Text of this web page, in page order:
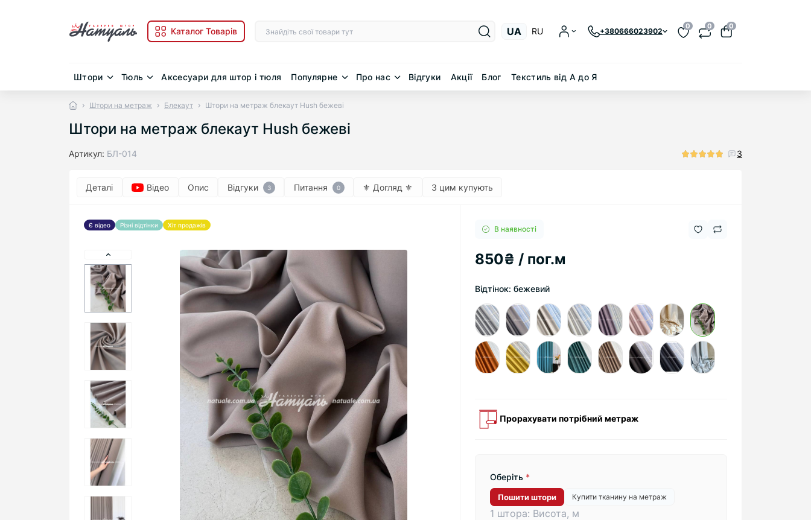
Каталог Товарів UA RU +380666023902
0 0 0
Штори Тюль Аксесуари для штор і тюля Популярне Про нас Відгуки Акції Блог Текстиль від А до Я
Штори на метраж Блекаут Штори на метраж блекаут Hush бежеві
Штори на метраж блекаут Hush бежеві
Артикул: БЛ-014 3
Деталі Відео Опис Відгуки 3 Питання 0 ⚜︎ Догляд ⚜︎ З цим купують
Є відео Різні відтінки Хіт продажів В наявності
850₴ / пог.м
Відтінок: бежевий
Прорахувати потрібний метраж
Оберіть *
Пошити штори Купити тканину на метраж
1 штора: Висота, м